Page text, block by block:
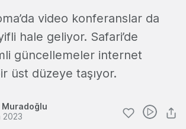
video konferanslar da
hale geliyor. Safari’de
güncellemeler internet
üst düzeye taşıyor.
2023